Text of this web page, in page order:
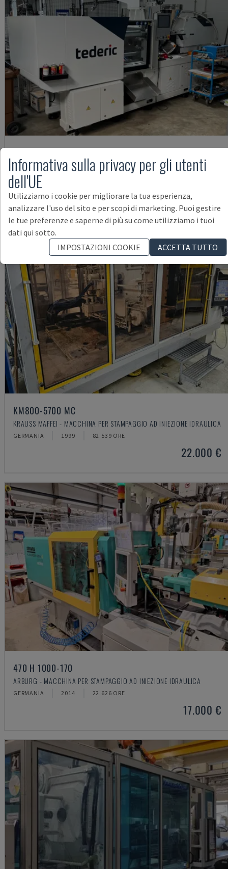
TEDERIC - MACCHINA PER STAMPAGGIO AD INIEZIONE IDRAULICA
GERMANIA
62.000 €
KM800-5700 MC
KRAUSS MAFFEI - MACCHINA PER STAMPAGGIO AD INIEZIONE IDRAULICA
GERMANIA 1999 82.539 ORE
22.000 €
470 H 1000-170
ARBURG - MACCHINA PER STAMPAGGIO AD INIEZIONE IDRAULICA
GERMANIA 2014 22.626 ORE
17.000 €
Informativa sulla privacy per gli utenti
dell'UE
Utilizziamo i cookie per migliorare la tua esperienza,
analizzare l'uso del sito e per scopi di marketing. Puoi gestire
le tue preferenze e saperne di più su come utilizziamo i tuoi
dati qui sotto.
IMPOSTAZIONI COOKIE
ACCETTA TUTTO